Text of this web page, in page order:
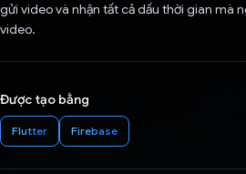
gửi video và nhận tất cả dấu thời gian mà
video.
Được tạo bằng
Flutter Firebase